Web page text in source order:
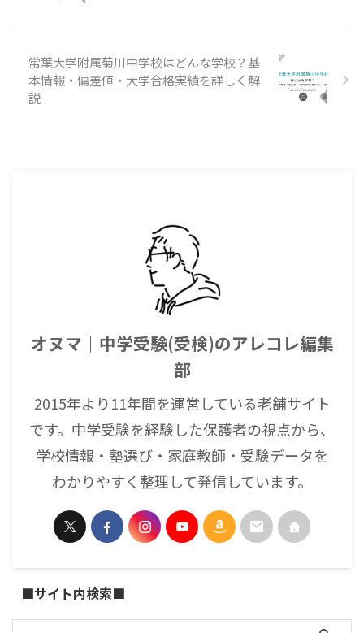
常葉大学附属菊川中学校はどんな学校？基
本情報・偏差値・大学合格実績を詳しく解
説
オヌマ｜中学受験(受検)のアレコレ編集
部
2015年より11年間を運営している老舗サイト
です。中学受験を経験した保護者の視点から、
学校情報・塾選び・家庭教師・受験データを
わかりやすく整理して発信しています。
■サイト内検索■